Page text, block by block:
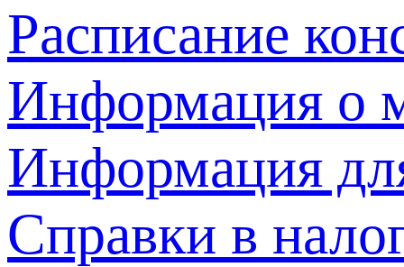
Расписание
Информация о
Информация
Справки в